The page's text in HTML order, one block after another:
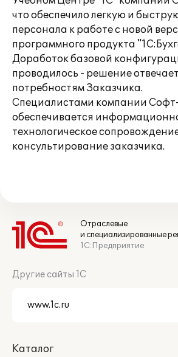
что обеспечило легкую и
персонала к работе с новой
программного продукта
Доработок базовой
проводилось - решение
потребностям Заказчика.
Специалистами компании
обеспечивается
технологическое
консультирование заказчика.
Отраслевые
и специализированные
1С:Предприятие
Другие сайты 1С
Каталог